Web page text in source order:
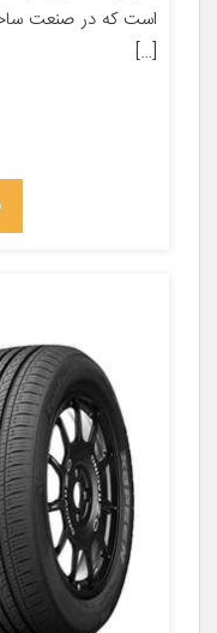
است که در صنعت
[…]